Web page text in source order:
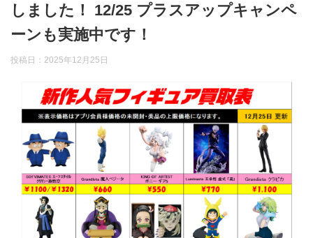
しました！ 12/25 プラスアップキャンペ
ーンも実施中です！
投稿日：2025年12月25日